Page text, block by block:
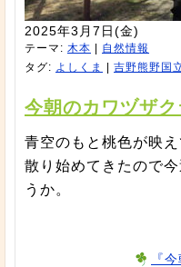
2025年3月7日(金)
テーマ: 木本
自然情報
タグ: よしくま 吉野熊野国
今朝のカワヅザク
青空のもと桃色が映え
散り始めてきたので
うか。
『